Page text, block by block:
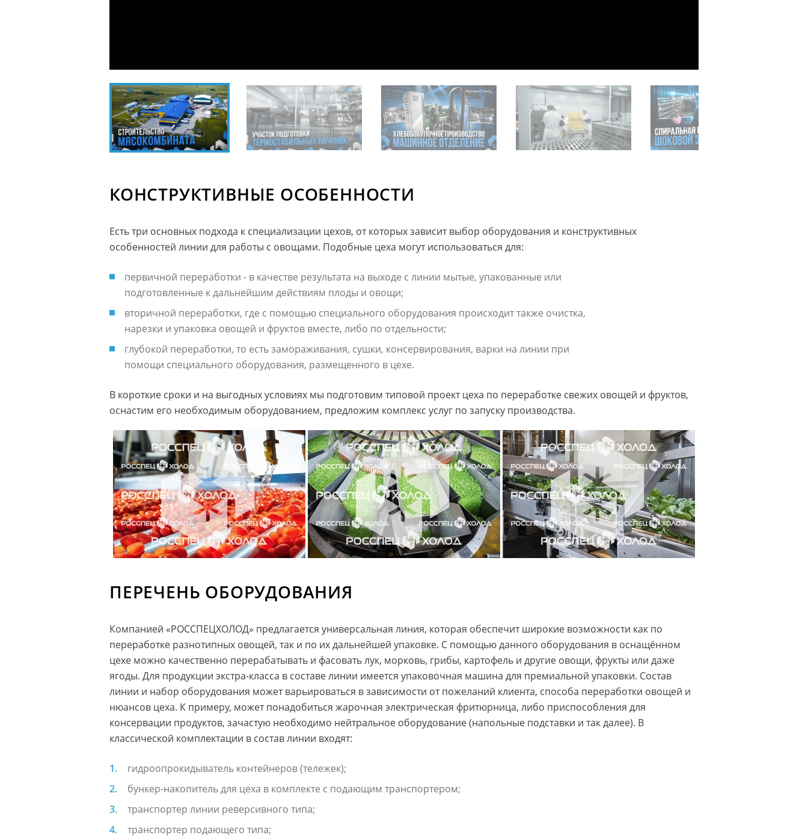
КОНСТРУКТИВНЫЕ ОСОБЕННОСТИ
Есть три основных подхода к специализации цехов, от которых зависит выбор оборудования и конструктивных
особенностей линии для работы с овощами. Подобные цеха могут использоваться для:
первичной переработки - в качестве результата на выходе с линии мытые, упакованные или
подготовленные к дальнейшим действиям плоды и овощи;
вторичной переработки, где с помощью специального оборудования происходит также очистка,
нарезки и упаковка овощей и фруктов вместе, либо по отдельности;
глубокой переработки, то есть замораживания, сушки, консервирования, варки на линии при
помощи специального оборудования, размещенного в цехе.
В короткие сроки и на выгодных условиях мы подготовим типовой проект цеха по переработке свежих овощей и фруктов,
оснастим его необходимым оборудованием, предложим комплекс услуг по запуску производства.
ПЕРЕЧЕНЬ ОБОРУДОВАНИЯ
Компанией «РОССПЕЦХОЛОД» предлагается универсальная линия, которая обеспечит широкие возможности как по
переработке разнотипных овощей, так и по их дальнейшей упаковке. С помощью данного оборудования в оснащённом
цехе можно качественно перерабатывать и фасовать лук, морковь, грибы, картофель и другие овощи, фрукты или даже
ягоды. Для продукции экстра-класса в составе линии имеется упаковочная машина для премиальной упаковки. Состав
линии и набор оборудования может варьироваться в зависимости от пожеланий клиента, способа переработки овощей и
нюансов цеха. К примеру, может понадобиться жарочная электрическая фритюрница, либо приспособления для
консервации продуктов, зачастую необходимо нейтральное оборудование (напольные подставки и так далее). В
классической комплектации в состав линии входят:
гидроопрокидыватель контейнеров (тележек);
бункер-накопитель для цеха в комплекте с подающим транспортером;
транспортер линии реверсивного типа;
транспортер подающего типа;